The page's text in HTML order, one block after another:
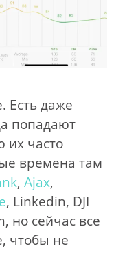
Есть даже
попадают
их часто
времена там
, Ajax,
, Linkedin, DJI
но сейчас все
чтобы не